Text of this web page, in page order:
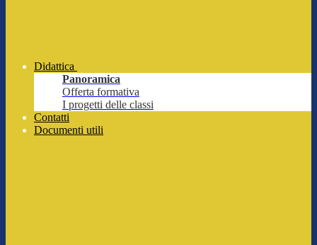
Didattica
Panoramica
Offerta formativa
I progetti delle classi
Contatti
Documenti utili